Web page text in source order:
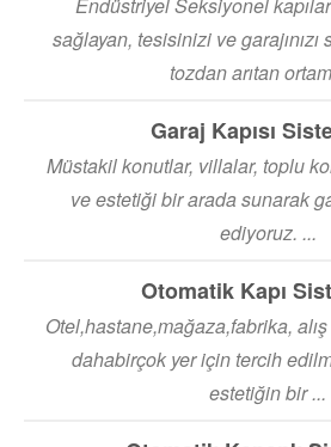
sağlayan, tesisinizi ve garajınızı
tozdan arıtan
Garaj Kapısı
Müstakil konutlar, villalar, toplu
ve estetiği bir arada sunarak
ediyoruz. ...
Otomatik Kapı
Otel,hastane,mağaza,fabrika,
dahabirçok yer için tercih
estetiğin bir ...